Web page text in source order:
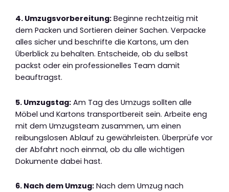
4. Umzugsvorbereitung: Beginne rechtzeitig mit
dem Packen und Sortieren deiner Sachen. Verpacke
alles sicher und beschrifte die Kartons, um den
Überblick zu behalten. Entscheide, ob du selbst
packst oder ein professionelles Team damit
beauftragst.
5. Umzugstag: Am Tag des Umzugs sollten alle
Möbel und Kartons transportbereit sein. Arbeite eng
mit dem Umzugsteam zusammen, um einen
reibungslosen Ablauf zu gewährleisten. Überprüfe vor
der Abfahrt noch einmal, ob du alle wichtigen
Dokumente dabei hast.
6. Nach dem Umzug: Nach dem Umzug nach